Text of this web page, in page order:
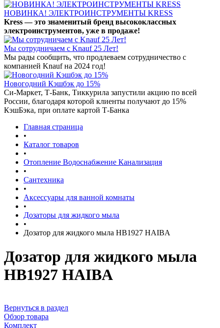
НОВИНКА! ЭЛЕКТРОИНСТРУМЕНТЫ KRESS
Kress — это знаменитый бренд высококлассных
электроинструментов, уже в продаже!
Мы сотрудничаем с Knauf 25 Лет!
Мы рады сообщить, что продлеваем сотрудничество с
компанией Knauf на 2024 год!
Новогодний Кэшбэк до 15%
Си-Маркет, Т-Банк, Тиккурила запустили акцию по всей
России, благодаря которой клиенты получают до 15%
КэшБэка, при оплате картой Т-Банка
Главная страница
•
Каталог товаров
•
Отопление Водоснабжение Канализация
•
Сантехника
•
Аксессуары для ванной комнаты
•
Дозаторы для жидкого мыла
•
Дозатор для жидкого мыла HB1927 HAIBA
Дозатор для жидкого мыла
HB1927 HAIBA
Вернуться в раздел
Обзор товара
Комплект